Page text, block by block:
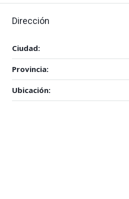
Dirección
Ciudad:
Provincia:
Ubicación: